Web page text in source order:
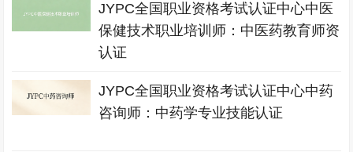
JYPC全国职业资格考试认证中心中医
保健技术职业培训师：中医药教育师资
认证
JYPC全国职业资格考试认证中心中药
咨询师：中药学专业技能认证